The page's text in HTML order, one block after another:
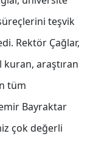
teşvik
Rektör Çağlar,
araştıran
tüm
Bayraktar
çok değerli